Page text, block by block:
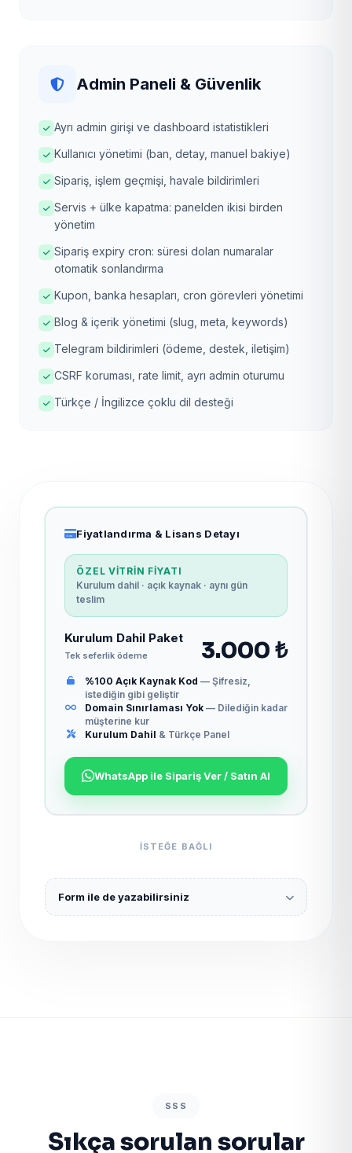
Admin Paneli & Güvenlik
Ayrı admin girişi ve dashboard istatistikleri
Kullanıcı yönetimi (ban, detay, manuel bakiye)
Sipariş, işlem geçmişi, havale bildirimleri
Servis + ülke kapatma: panelden ikisi birden
yönetim
Sipariş expiry cron: süresi dolan numaralar
otomatik sonlandırma
Kupon, banka hesapları, cron görevleri yönetimi
Blog & içerik yönetimi (slug, meta, keywords)
Telegram bildirimleri (ödeme, destek, iletişim)
CSRF koruması, rate limit, ayrı admin oturumu
Türkçe / İngilizce çoklu dil desteği
Fiyatlandırma & Lisans Detayı
ÖZEL VITRIN FIYATI
Kurulum dahil · açık kaynak · aynı gün
teslim
Kurulum Dahil Paket
Tek seferlik ödeme 3.000 ₺
%100 Açık Kaynak Kod — Şifresiz,
istediğin gibi geliştir
Domain Sınırlaması Yok— Dilediğin kadar
müşterine kur
Kurulum Dahil & Türkçe Panel
WhatsApp ile Sipariş Ver / Satın Al
ISTEĞE BAĞLI
Form ile de yazabilirsiniz
SSS
Sıkça sorulan sorular